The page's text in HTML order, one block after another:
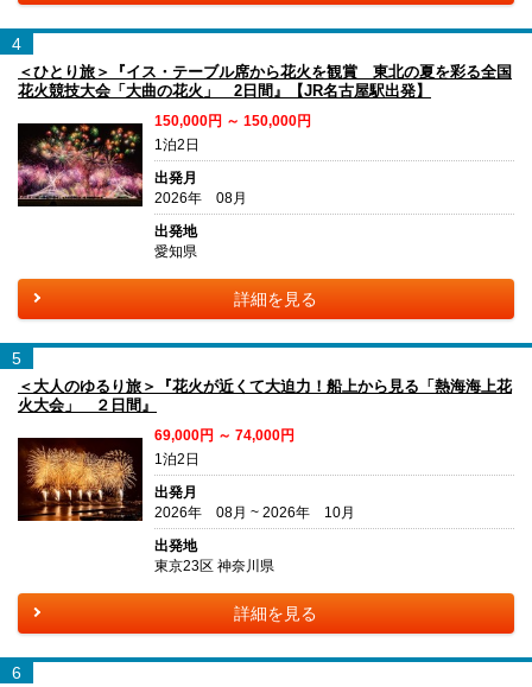
4
＜ひとり旅＞『イス・テーブル席から花火を観賞 東北の夏を彩る全国
花火競技大会「大曲の花火」 2日間』【JR名古屋駅出発】
150,000円 ～ 150,000円
1泊2日
出発月
2026年 08月
出発地
愛知県
詳細を見る
5
＜大人のゆるり旅＞『花火が近くて大迫力！船上から見る「熱海海上花
火大会」 ２日間』
69,000円 ～ 74,000円
1泊2日
出発月
2026年 08月 ~ 2026年 10月
出発地
東京23区 神奈川県
詳細を見る
6